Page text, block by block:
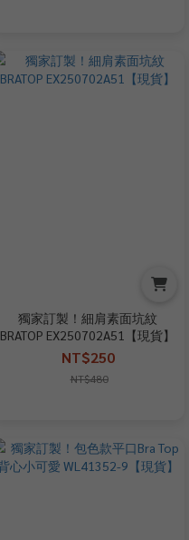
獨家訂製！細肩素面坑紋
BRATOP EX250702A51【現貨】
NT$250
NT$480